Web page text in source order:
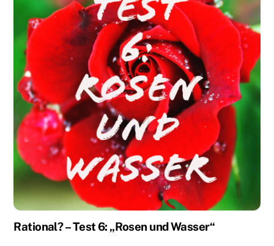
Rational? – Test 6: „Rosen und Wasser“